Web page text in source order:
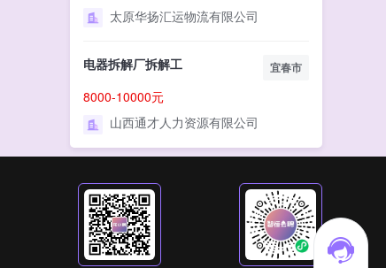
太原华扬汇运物流有限公司
电器拆解厂拆解工 宜春市
8000-10000元
山西通才人力资源有限公司